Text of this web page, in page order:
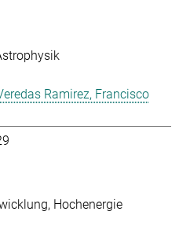
Ramirez, Francisco
Hochenergie